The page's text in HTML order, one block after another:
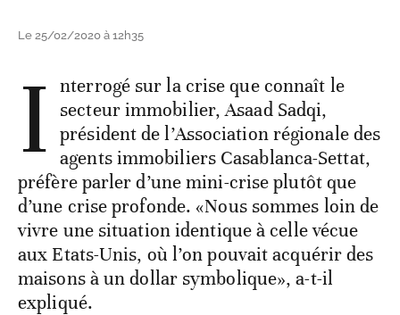
Le 25/02/2020 à 12h35
I nterrogé sur la crise que connaît le
secteur immobilier, Asaad Sadqi,
président de l’Association régionale des
agents immobiliers Casablanca-Settat,
préfère parler d’une mini-crise plutôt que
d’une crise profonde. «Nous sommes loin de
vivre une situation identique à celle vécue
aux Etats-Unis, où l’on pouvait acquérir des
maisons à un dollar symbolique», a-t-il
expliqué.